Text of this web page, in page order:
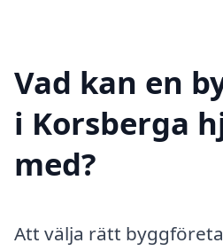
Vad kan en
i Korsberga
med?
Att välja rätt